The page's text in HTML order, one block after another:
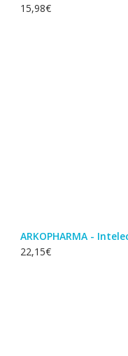
15,98€
ARKOPHARMA -
22,15€